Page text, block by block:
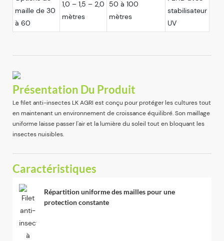
maille de 30
à 60
1,0 – 1,5 – 2,0
mètres
50 à 100
mètres
stabilisateur
UV
Présentation Du Produit
Le filet anti-insectes LK AGRI est conçu pour protéger les cultures tout
en maintenant un environnement de croissance équilibré. Son maillage
uniforme laisse passer l'air et la lumière du soleil tout en bloquant les
insectes nuisibles.
Caractéristiques
Répartition uniforme des mailles pour une
protection constante